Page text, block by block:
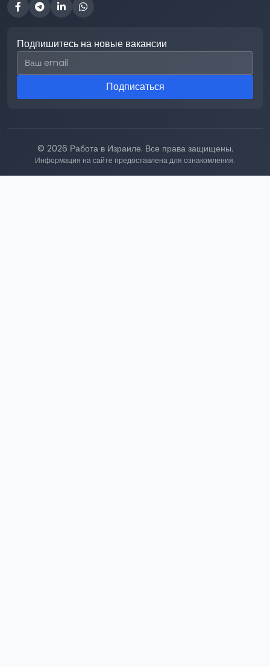
Подпишитесь на новые вакансии
Email для подписки
Подписаться
© 2026 Работа в Израиле. Все права защищены.
Информация на сайте предоставлена для ознакомления.